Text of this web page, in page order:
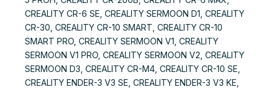
CREALITY CR-6 SE, CREALITY SERMOON D1, CREALITY
CR-30, CREALITY CR-10 SMART, CREALITY CR-10
SMART PRO, CREALITY SERMOON V1, CREALITY
SERMOON V1 PRO, CREALITY SERMOON V2, CREALITY
SERMOON D3, CREALITY CR-M4, CREALITY CR-10 SE,
CREALITY ENDER-3 V3 SE, CREALITY ENDER-3 V3 KE,